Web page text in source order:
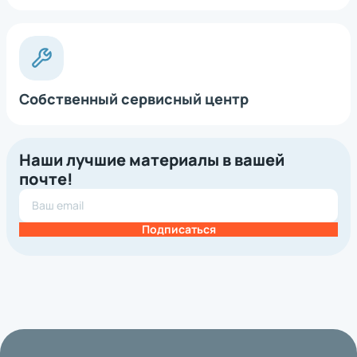
Собственный сервисный центр
Наши лучшие материалы в вашей
почте!
Подписаться